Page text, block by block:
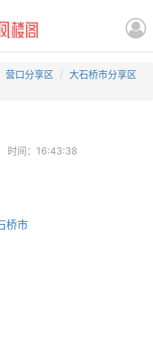
营口分享区
大石桥市分享区
时间：16:43:38
桥市